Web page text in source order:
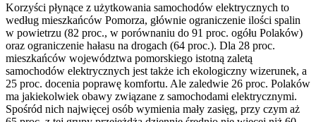
Korzyści płynące z użytkowania samochodów elektrycznych to
według mieszkańców Pomorza, głównie ograniczenie ilości spalin
w powietrzu (82 proc., w porównaniu do 91 proc. ogółu Polaków)
oraz ograniczenie hałasu na drogach (64 proc.). Dla 28 proc.
mieszkańców województwa pomorskiego istotną zaletą
samochodów elektrycznych jest także ich ekologiczny wizerunek, a
25 proc. docenia poprawę komfortu. Ale zaledwie 26 proc. Polaków
ma jakiekolwiek obawy związane z samochodami elektrycznymi.
Spośród nich najwięcej osób wymienia mały zasięg, przy czym aż